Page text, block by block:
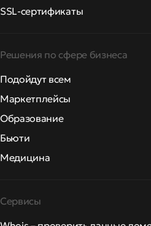
SSL-сертификаты
Решения по сфере бизнеса
Подойдут всем
Маркетплейсы
Образование
Бьюти
Медицина
Сервисы